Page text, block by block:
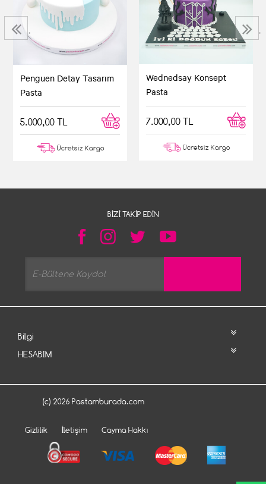
Penguen Detay Tasarım
Pasta
5.000,00 TL
Ücretsiz Kargo
Wednedsay Konsept
Pasta
7.000,00 TL
Ücretsiz Kargo
‹ ›
BIZI TAKIP EDIN
Bilgi
HESABIM
(c) 2026 Pastamburada.com
Gizlilik İletişim Cayma Hakkı